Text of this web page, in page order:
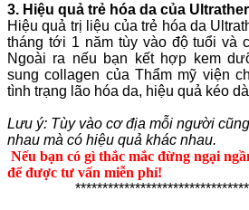
3. Hiệu quả trẻ hóa da của
Hiệu quả trị liệu của trẻ hóa da
tháng tới 1 năm tùy vào độ tuổi và
Ngoài ra nếu bạn kết hợp kem
sung collagen của Thẩm mỹ viện
tình trạng lão hóa da, hiệu quả kéo
Lưu ý: Tùy vào cơ địa mỗi người
nhau mà có hiệu quả khác nhau.
Nếu bạn có gì thắc mắc đừng ngại
để được tư vấn miễn phí!